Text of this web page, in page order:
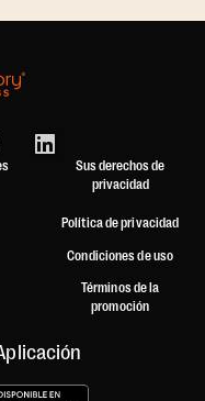
Sus derechos de
privacidad
Política de privacidad
Condiciones de uso
Términos de la
promoción